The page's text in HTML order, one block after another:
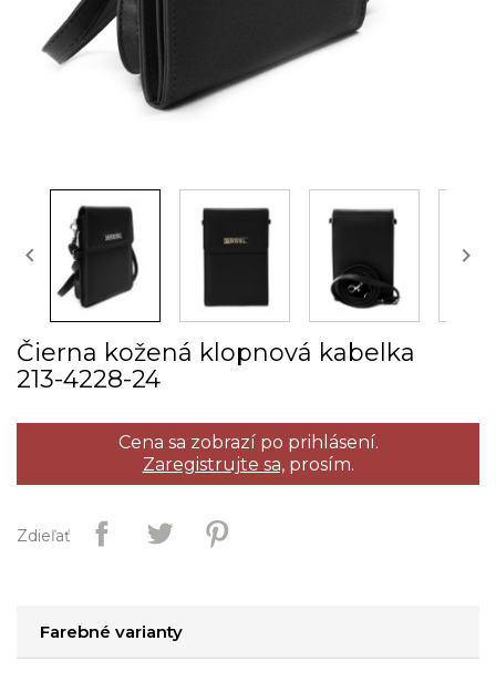
 
Čierna kožená klopnová kabelka
213­-4228­-24
Cena sa zobrazí po prihlásení.
Zaregistrujte sa,prosím.
Zdieľať
Farebné varianty